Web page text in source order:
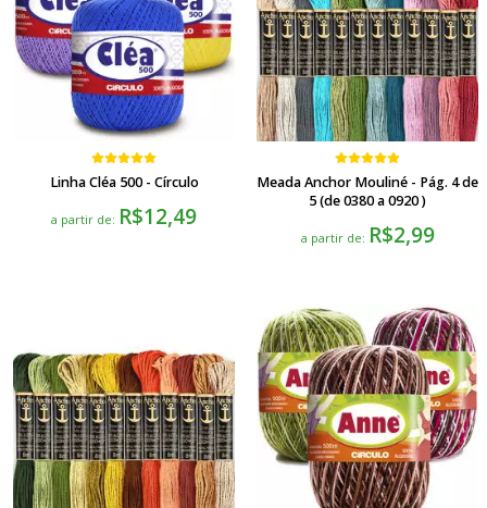
Linha Cléa 500 - Círculo
a partir de: R$12,49
Meada Anchor Mouliné - Pág. 4 de
5 (de 0380 a 0920 )
a partir de: R$2,99